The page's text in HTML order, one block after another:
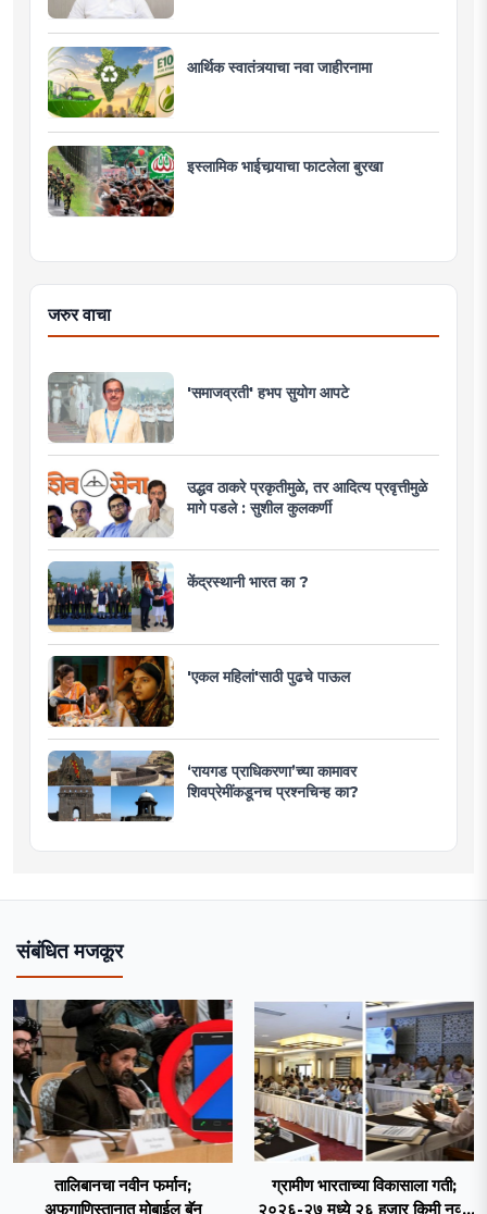
आर्थिक स्वातंत्र्याचा नवा जाहीरनामा
इस्लामिक भाईचार्‍याचा फाटलेला बुरखा
जरुर वाचा
'समाजव्रती' हभप सुयोग आपटे
उद्धव ठाकरे प्रकृतीमुळे, तर आदित्य प्रवृत्तीमुळे
मागे पडले : सुशील कुलकर्णी
केंद्रस्थानी भारत का ?
'एकल महिलां'साठी पुढचे पाऊल
‘रायगड प्राधिकरणा’च्या कामावर
शिवप्रेमींकडूनच प्रश्नचिन्ह का?
संबंधित मजकूर
तालिबानचा नवीन फर्मान;
अफगाणिस्तानात मोबाईल बॅन
ग्रामीण भारताच्या विकासाला गती;
२०२६-२७ मध्ये २६ हजार किमी नव्या